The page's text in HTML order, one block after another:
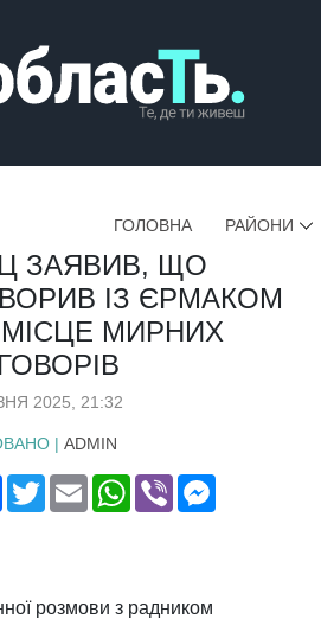
ГОЛОВНА РАЙОНИ
ЗАЯВИВ, ЩО
ІЗ ЄРМАКОМ
МІСЦЕ МИРНИХ
2025, 21:32
| ADMIN
Facebook
TwitterEmail WhatsApp
Viber
розмови з радником